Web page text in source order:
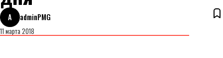
A
adminPMG
11 марта 2018